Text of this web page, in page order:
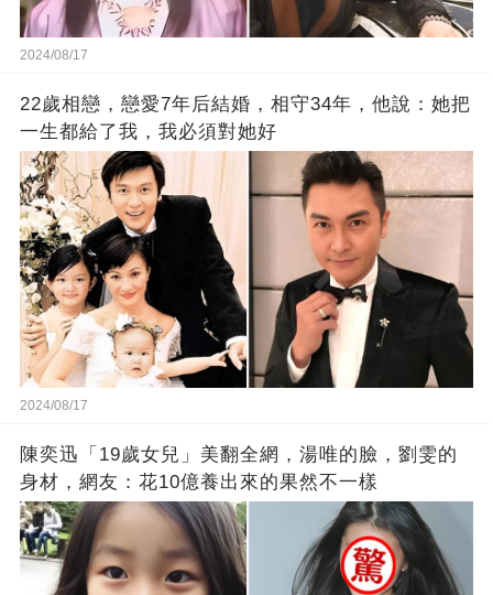
2024/08/17
22歲相戀，戀愛7年后結婚，相守34年，他說：她把
一生都給了我，我必須對她好
2024/08/17
陳奕迅「19歲女兒」美翻全網，湯唯的臉，劉雯的
身材，網友：花10億養出來的果然不一樣